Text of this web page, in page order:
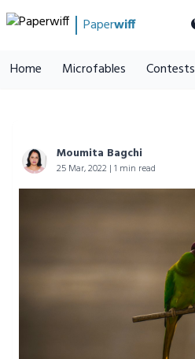
Paperwiff
Home Microfables Contests
Moumita Bagchi
25 Mar, 2022 | 1 min read